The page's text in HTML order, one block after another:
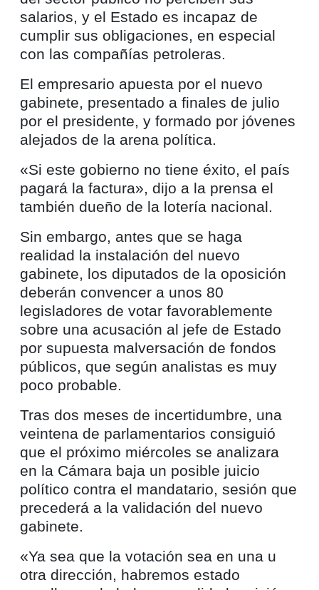
salarios, y el Estado es incapaz de
cumplir sus obligaciones, en especial
con las compañías petroleras.
El empresario apuesta por el nuevo
gabinete, presentado a finales de julio
por el presidente, y formado por jóvenes
alejados de la arena política.
«Si este gobierno no tiene éxito, el país
pagará la factura», dijo a la prensa el
también dueño de la lotería nacional.
Sin embargo, antes que se haga
realidad la instalación del nuevo
gabinete, los diputados de la oposición
deberán convencer a unos 80
legisladores de votar favorablemente
sobre una acusación al jefe de Estado
por supuesta malversación de fondos
públicos, que según analistas es muy
poco probable.
Tras dos meses de incertidumbre, una
veintena de parlamentarios consiguió
que el próximo miércoles se analizara
en la Cámara baja un posible juicio
político contra el mandatario, sesión que
precederá a la validación del nuevo
gabinete.
«Ya sea que la votación sea en una u
otra dirección, habremos estado